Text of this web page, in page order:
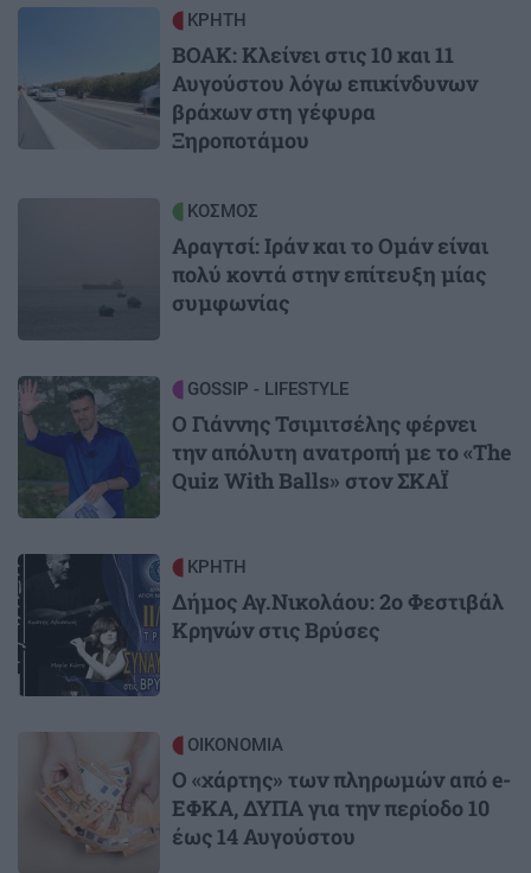
ΚΡΗΤΗ
ΒΟΑΚ: Κλείνει στις 10 και 11
Αυγούστου λόγω επικίνδυνων
βράχων στη γέφυρα
Ξηροποτάμου
ΚΟΣΜΟΣ
Αραγτσί: Ιράν και το Ομάν είναι
πολύ κοντά στην επίτευξη μίας
συμφωνίας
Image GOSSIP - LIFESTYLE
Ο Γιάννης Τσιμιτσέλης φέρνει
την απόλυτη ανατροπή με το «The
Quiz With Balls» στον ΣΚΑΪ
Image ΚΡΗΤΗ
Δήμος Αγ.Νικολάου: 2ο Φεστιβάλ
Κρηνών στις Βρύσες
ΟΙΚΟΝΟΜΙΑ
Ο «χάρτης» των πληρωμών από e-
ΕΦΚΑ, ΔΥΠΑ για την περίοδο 10
έως 14 Αυγούστου